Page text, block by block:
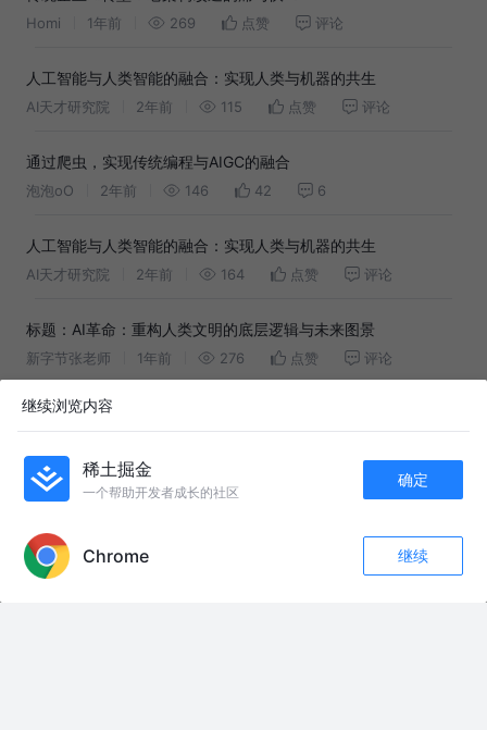
80
Homi 1年前 269 点赞 评论
人工智能与人类智能的融合：实现人类与机器的共生
AI天才研究院 2年前 115 点赞 评论
通过爬虫，实现传统编程与AIGC的融合
泡泡oO 2年前 146 42 6
人工智能与人类智能的融合：实现人类与机器的共生
AI天才研究院 2年前 164 点赞 评论
标题：AI革命：重构人类文明的底层逻辑与未来图景
新字节张老师 1年前 276 点赞 评论
图形化编程工具：开源与商业平台的竞合演进与标准构建
​《知识图谱+大模型：GraphRAG如何实现46%的多跳推理提
CVPR 2020 | 京东AI研究院对视觉与语言的思考：从自洽、交互
继续浏览内容
稀土掘金
一个帮助开发者成长的社区
确定
Chrome 继续